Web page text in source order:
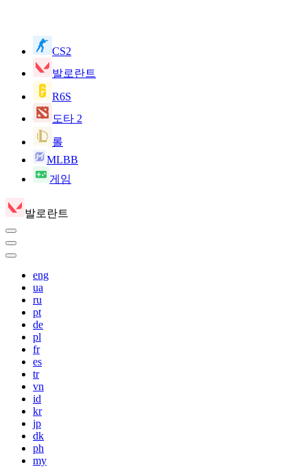
CS2
발로란트
R6S
도타 2
롤
MLBB
게임
발로란트
eng
ua
ru
pt
de
pl
fr
es
tr
vn
id
kr
jp
dk
ph
my